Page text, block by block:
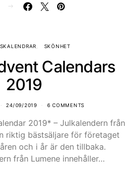
SKÖNHET
Calendars
2019
24/09/2019 6 COMMENTS
2019* – Julkalendern från
riktig bästsäljare för företaget
och i år är den tillbaka.
från Lumene innehåller…